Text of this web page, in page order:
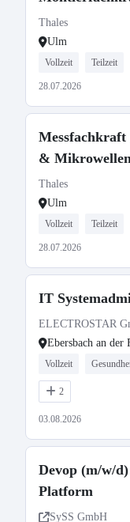
Thales
Ulm
Vollzeit Teilzeit
28.07.2026
&
Thales
Ulm
Vollzeit Teilzeit
28.07.2026
IT
ELECTROSTAR
Ebersbach an der
Vollzeit
2
03.08.2026
Devop (m/w/
Platform
SySS GmbH